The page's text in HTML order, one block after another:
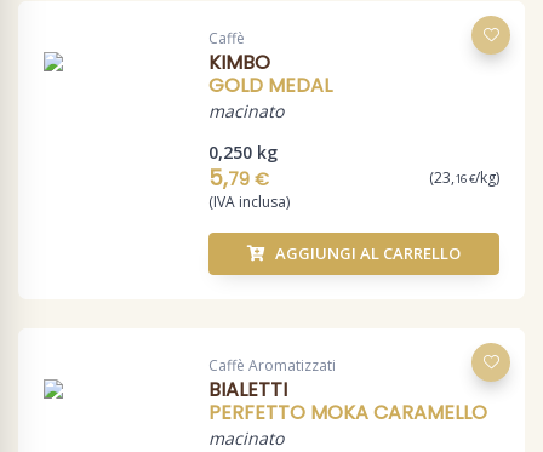
Caffè
KIMBO
GOLD MEDAL
macinato
0,250 kg
5,79 € (23,16 €/kg)
(IVA inclusa)
AGGIUNGI AL CARRELLO
Caffè Aromatizzati
BIALETTI
PERFETTO MOKA CARAMELLO
macinato